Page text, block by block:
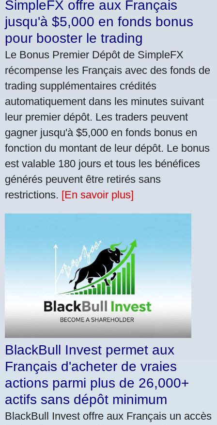
SimpleFX offre aux Français
jusqu'à $5,000 en fonds bonus
pour booster le trading
Le Bonus Premier Dépôt de SimpleFX
récompense les Français avec des fonds de
trading supplémentaires crédités
automatiquement dans les minutes suivant
leur premier dépôt. Les traders peuvent
gagner jusqu'à $5,000 en fonds bonus en
fonction du montant de leur dépôt. Le bonus
est valable 180 jours et tous les bénéfices
générés peuvent être retirés sans
restrictions. [En savoir plus]
BlackBull Invest permet aux
Français d'acheter de vraies
actions parmi plus de 26,000+
actifs sans dépôt minimum
BlackBull Invest offre aux Français un accès